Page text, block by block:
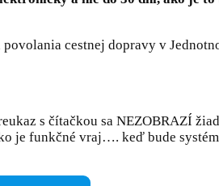
cestnej dopravy v
s čítačkou sa NEZOBRAZÍ
je funkčné vraj…. keď bude